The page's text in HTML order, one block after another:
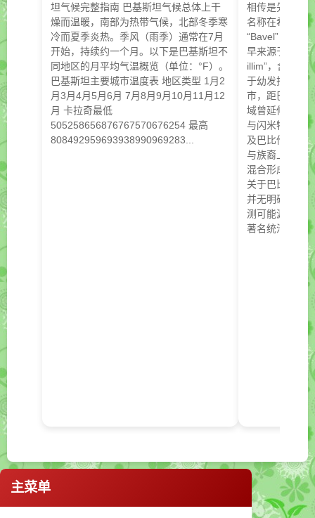
坦气候完整指南 巴基斯坦气候总体上干
燥而温暖，南部为热带气候，北部冬季寒
冷而夏季炎热。季风（雨季）通常在7月
开始，持续约一个月。以下是巴基斯坦不
同地区的月平均气温概览（单位：°F）。
巴基斯坦主要城市温度表 地区类型 1月2
月3月4月5月6月 7月8月9月10月11月12
月 卡拉奇最低
505258656876767570676254 最高
808492959693938990969283...
相传是先知易
名称在希伯来
“Bavel”，希腊
早来源于
illim”，含义为
于幼发拉底河
市，距巴格达
域曾延伸自巴
与闪米特人（
及巴比伦人间
与族裔上，巴
混合形成，其
关于巴比伦城
并无明确的苏
测可能源自前
著名统治者...
主菜单